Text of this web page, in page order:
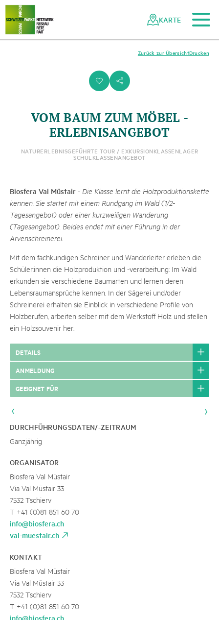
Navigieren
Netzwerk
Schweizer
Schnellnavigation
Zum Hauptinhalt
Zur mobilen Navigation
Zur Suche
Zum Fussbereich
Zur Sitemap
KARTE
i s
Drucken
Zurück zur Übersicht
VOM BAUM ZUM MÖBEL -
ERLEBNISANGEBOT
NATURERLEBNISGEFÜHRTE TOUR / EXKURSIONKLASSENLAGER
SCHULKLASSENANGEBOT
Biosfera Val Müstair - Die Klasse lernt die Holzproduktionskette
kennen. Sie startet mit einem Rundgang im Wald (1/2-
Tagesangebot) oder einer kurzweiligen Wanderung
(Tagesangebot). Beides endet mit einer Führung in der
Arvenschreinerei.
Mit dem fachkundigen Schreiner und Wanderleiter erleben die
Schüler:innen die Holzproduktion und -verarbeitung: Im Wald
erkunden sie verschiedene Baumarten und lernen deren
Lebensraumansprüche kennen. In der Sägerei und/oder
Schreinerei erhalten sie Einblick in verschiedene Profile von
Holzberufen, arbeiten selber mit dem Werkstoff Holz und stellen
ein Holzsouvenir her.
DETAILS
ANMELDUNG
GEEIGNET FÜR
DURCHFÜHRUNGSDATEN/-ZEITRAUM
Ganzjährig
ORGANISATOR
Biosfera Val Müstair
Via Val Müstair 33
7532 Tschierv
T +41 (0)81 851 60 70
info@biosfera.ch
val-muestair.ch
KONTAKT
Biosfera Val Müstair
Via Val Müstair 33
7532 Tschierv
T +41 (0)81 851 60 70
info@biosfera.ch